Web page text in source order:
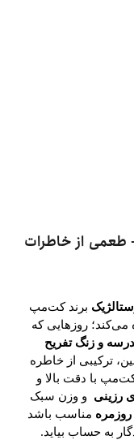
طعمی از خاطرات
برند کت‌مپ
می‌کند؛ روزهایی که
و زنگ تفریح
ترکیبی از خاطره
با دقت بالا و
رزینی و وزن سبک
روزمره مناسب باشد
به حساب بیاید.